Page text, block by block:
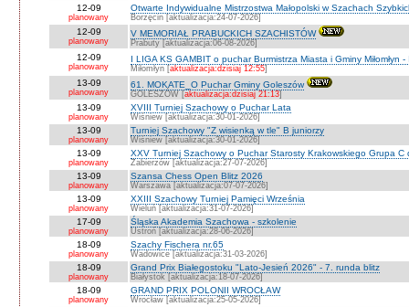
12-09
planowany
Otwarte Indywidualne Mistrzostwa Małopolski w Szachach
Borzęcin [aktualizacja:24-07-2026]
12-09
planowany
V MEMORIAŁ PRABUCKICH SZACHISTÓW
Prabuty [aktualizacja:06-08-2026]
12-09
planowany
I LIGA KS GAMBIT o puchar Burmistrza Miasta i Gminy Miłomłyn -
Miłomłyn [aktualizacja:dzisiaj 12:55]
13-09
planowany
61. MOKATE_O Puchar Gminy Goleszów
GOLESZÓW [aktualizacja:dzisiaj 21:13]
13-09
planowany
XVIII Turniej Szachowy o Puchar Lata
Wiśniew [aktualizacja:30-01-2026]
13-09
planowany
Turniej Szachowy "Z wisienką w tle" B juniorzy
Wiśniew [aktualizacja:30-01-2026]
13-09
planowany
XXV Turniej Szachowy o Puchar Starosty Krakowskiego Grupa C
Zabierzów [aktualizacja:27-07-2026]
13-09
planowany
Szansa Chess Open Blitz 2026
Warszawa [aktualizacja:07-07-2026]
13-09
planowany
XXIII Szachowy Turniej Pamięci Września
Wieluń [aktualizacja:31-07-2026]
17-09
planowany
Śląska Akademia Szachowa - szkolenie
Ustroń [aktualizacja:28-06-2026]
18-09
planowany
Szachy Fischera nr.65
Wadowice [aktualizacja:31-03-2026]
18-09
planowany
Grand Prix Białegostoku "Lato-Jesień 2026" - 7. runda blitz
Białystok [aktualizacja:18-07-2026]
18-09
planowany
GRAND PRIX POLONII WROCŁAW
Wrocław [aktualizacja:25-05-2026]